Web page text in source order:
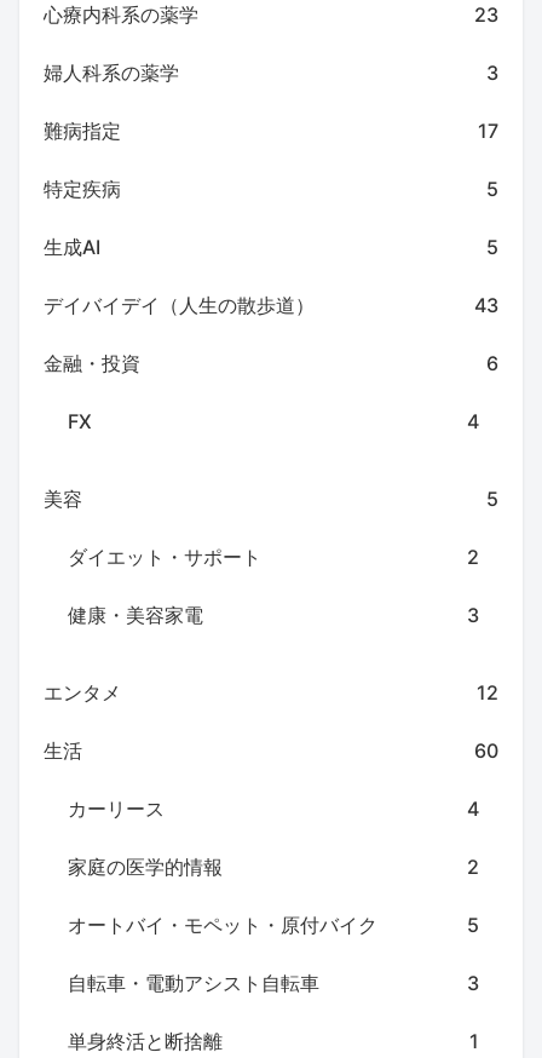
心療内科系の薬学 23
婦人科系の薬学 3
難病指定 17
特定疾病 5
生成AI 5
デイバイデイ（人生の散歩道） 43
金融・投資 6
FX 4
美容 5
ダイエット・サポート 2
健康・美容家電 3
エンタメ 12
生活 60
カーリース 4
家庭の医学的情報 2
オートバイ・モペット・原付バイク 5
自転車・電動アシスト自転車 3
単身終活と断捨離 1